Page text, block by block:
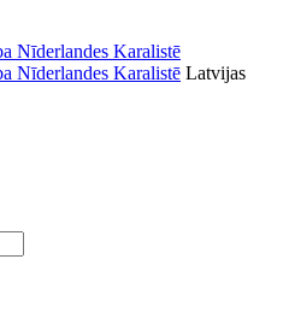
Latvijas